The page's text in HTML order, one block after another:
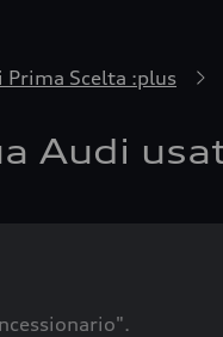
Prima Scelta :plus
Audi